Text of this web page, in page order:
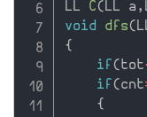
LL C(LL a ,
void
dfs(
{
if (tot
if (cnt
{